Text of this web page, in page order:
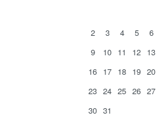
2
3 4 5 6
9
10 11 12 13
16 17 18 19 20
23 24 25 26 27
30 31